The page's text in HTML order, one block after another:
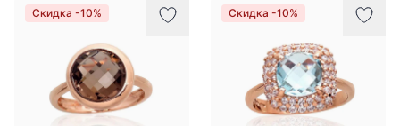
Скидка -10% Скидка -10%